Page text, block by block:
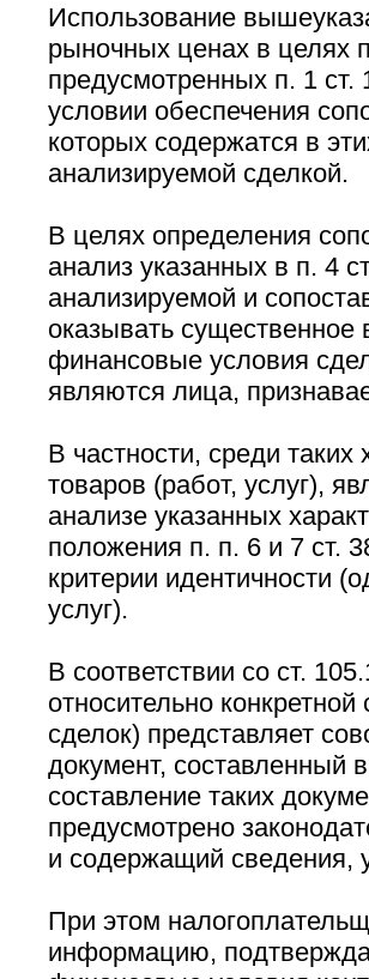
Использование
рыночных ценах в целях
предусмотренных п. 1 ст.
условии обеспечения
которых содержатся в
анализируемой сделкой.
В целях определения
анализ указанных в п. 4
анализируемой и
оказывать
финансовые условия
являются лица,
В частности, среди таких
товаров (работ, услуг),
анализе указанных
положения п. п. 6 и 7 ст.
критерии идентичности
услуг).
В соответствии со ст.
относительно
сделок) представляет
документ, составленный
составление таких
предусмотрено
и содержащий сведения,
При этом
информацию,